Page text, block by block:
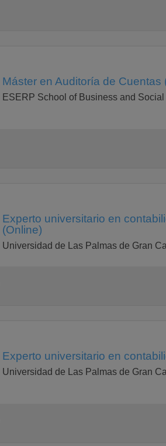
Máster en Auditoría de Cuentas
ESERP School of Business and
Experto universitario en
(Online)
Universidad de Las Palmas de Gran
Experto universitario en
Universidad de Las Palmas de Gran